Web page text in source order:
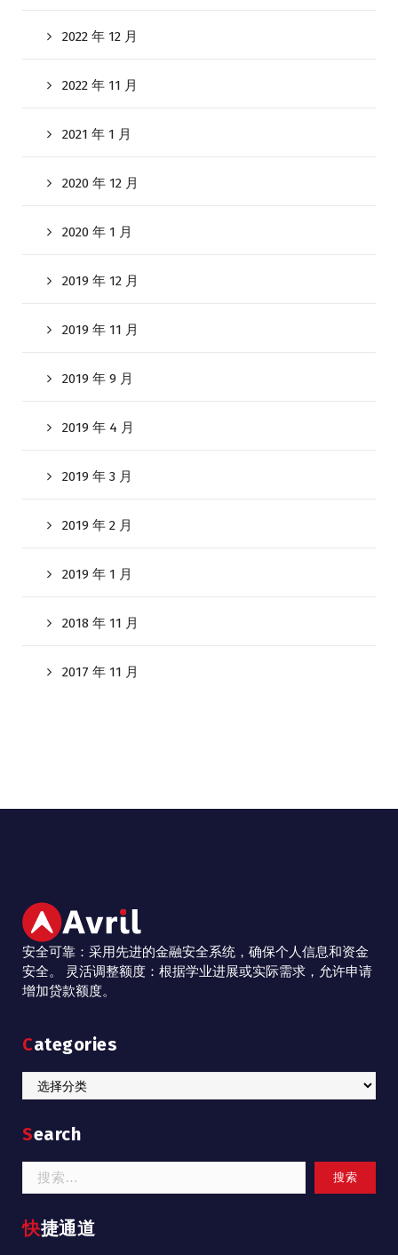
2022 年 12 月
2022 年 11 月
2021 年 1 月
2020 年 12 月
2020 年 1 月
2019 年 12 月
2019 年 11 月
2019 年 9 月
2019 年 4 月
2019 年 3 月
2019 年 2 月
2019 年 1 月
2018 年 11 月
2017 年 11 月
安全可靠：采用先进的金融安全系统，确保个人信息和资金
安全。 灵活调整额度：根据学业进展或实际需求，允许申请
增加贷款额度。
Categories
Categories
Search
索：
快捷通道